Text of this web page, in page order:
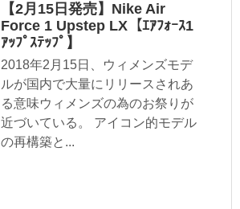
【2月15日発売】Nike Air
Force 1 Upstep LX【ｴｱﾌｫｰｽ1
ｱｯﾌﾟｽﾃｯﾌﾟ】
2018年2月15日、ウィメンズモデ
ルが国内で大量にリリースされあ
る意味ウィメンズの為のお祭りが
近づいている。 アイコン的モデル
の再構築と...